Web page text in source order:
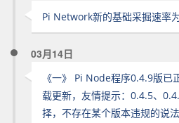
Pi Network新的基础采掘速率
03月14日
《一》 Pi Node程序0.4.9版
载更新，友情提示：0.4.5、
择，不存在某个版本违规的说